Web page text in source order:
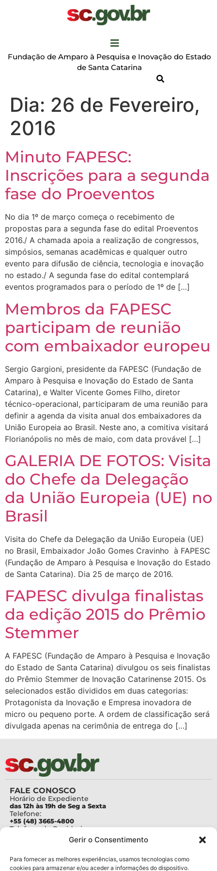
Gerir o Consentimento
Para fornecer as melhores experiências, usamos tecnologias como
cookies para armazenar e/ou aceder a informações do dispositivo.
Fundação de Amparo à Pesquisa e Inovação do Estado
de Santa Catarina
Dia: 26 de Fevereiro,
2016
Minuto FAPESC:
Inscrições para a segunda
fase do Proeventos
No dia 1º de março começa o recebimento de
propostas para a segunda fase do edital Proeventos
2016./ A chamada apoia a realização de congressos,
simpósios, semanas acadêmicas e qualquer outro
evento para difusão de ciência, tecnologia e inovação
no estado./ A segunda fase do edital contemplará
eventos programados para o período de 1º de […]
Membros da FAPESC
participam de reunião
com embaixador europeu
Sergio Gargioni, presidente da FAPESC (Fundação de
Amparo à Pesquisa e Inovação do Estado de Santa
Catarina), e Walter Vicente Gomes Filho, diretor
técnico-operacional, participaram de uma reunião para
definir a agenda da visita anual dos embaixadores da
União Europeia ao Brasil. Neste ano, a comitiva visitará
Florianópolis no mês de maio, com data provável […]
GALERIA DE FOTOS: Visita
do Chefe da Delegação
da União Europeia (UE) no
Brasil
Visita do Chefe da Delegação da União Europeia (UE)
no Brasil, Embaixador João Gomes Cravinho à FAPESC
(Fundação de Amparo à Pesquisa e Inovação do Estado
de Santa Catarina). Dia 25 de março de 2016.
FAPESC divulga finalistas
da edição 2015 do Prêmio
Stemmer
A FAPESC (Fundação de Amparo à Pesquisa e Inovação
do Estado de Santa Catarina) divulgou os seis finalistas
do Prêmio Stemmer de Inovação Catarinense 2015. Os
selecionados estão divididos em duas categorias:
Protagonista da Inovação e Empresa inovadora de
micro ou pequeno porte. A ordem de classificação será
divulgada apenas na cerimônia de entrega do […]
FALE CONOSCO
Horário de Expediente
das 12h às 19h de Seg a Sexta
Telefone:
+55 (48) 3665-4800
Telefone da Ouvidoria
Para assuntos relacionados à Pesquisa
pesquisa@fapesc.sc.gov.br